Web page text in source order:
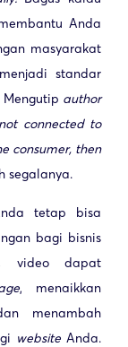
Anda
masyarakat
standar
author
not connected to
consumer, then
segalanya.
tetap bisa
bagi bisnis
video dapat
, menaikkan
menambah
websiteAnda.